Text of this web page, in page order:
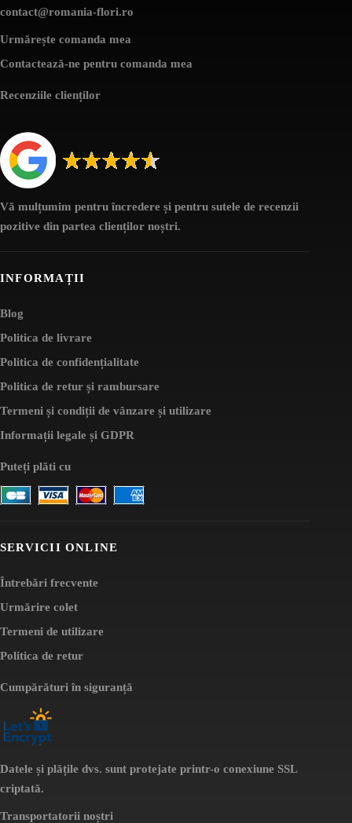
contact@romania-flori.ro
Urmărește comanda mea
Contactează-ne pentru comanda mea
Recenziile clienților
Vă mulțumim pentru încredere și pentru sutele de recenzii
pozitive din partea clienților noștri.
INFORMAȚII
Blog
Politica de livrare
Politica de confidențialitate
Politica de retur și rambursare
Termeni și condiții de vânzare și utilizare
Informații legale și GDPR
Puteți plăti cu
SERVICII ONLINE
Întrebări frecvente
Urmărire colet
Termeni de utilizare
Politica de retur
Cumpărături în siguranță
Datele și plățile dvs. sunt protejate printr-o conexiune SSL
criptată.
Transportatorii noștri